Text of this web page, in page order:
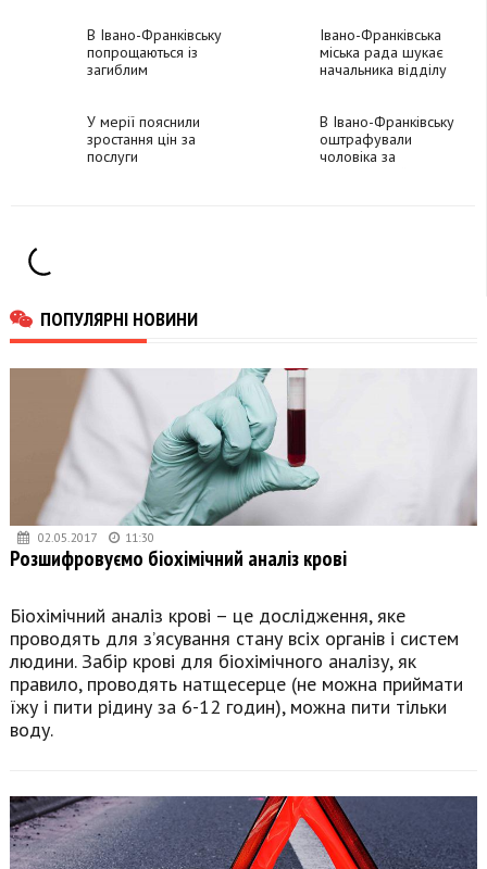
В Івано-Франківську
попрощаються із
загиблим
Івано-Франківська
міська рада шукає
начальника відділу
У мерії пояснили
зростання цін за
послуги
В Івано-Франківську
оштрафували
чоловіка за
ПОПУЛЯРНІ НОВИНИ
02.05.2017 11:30
Розшифровуємо біохімічний аналіз крові
Біохімічний аналіз крові – це дослідження, яке
проводять для з’ясування стану всіх органів і систем
людини. Забір крові для біохімічного аналізу, як
правило, проводять натщесерце (не можна приймати
їжу і пити рідину за 6-12 годин), можна пити тільки
воду.